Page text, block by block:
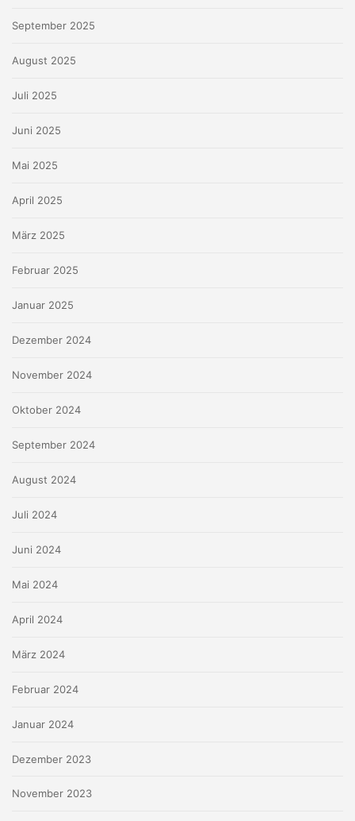
September 2025
August 2025
Juli 2025
Juni 2025
Mai 2025
April 2025
März 2025
Februar 2025
Januar 2025
Dezember 2024
November 2024
Oktober 2024
September 2024
August 2024
Juli 2024
Juni 2024
Mai 2024
April 2024
März 2024
Februar 2024
Januar 2024
Dezember 2023
November 2023